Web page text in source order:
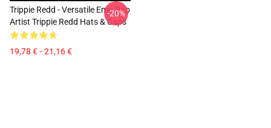
Trippie Redd - Versatile Emo Rap
Artist Trippie Redd Hats & Caps
19,78 € - 21,16 €
-20%